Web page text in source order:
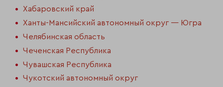
Хабаровский край
Ханты-Мансийский автономный округ — Югра
Челябинская область
Чеченская Республика
Чувашская Республика
Чукотский автономный округ